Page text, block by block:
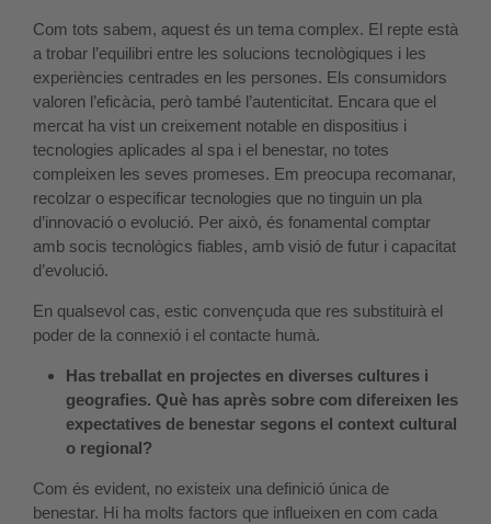
Com tots sabem, aquest és un tema complex. El repte està
a trobar l’equilibri entre les solucions tecnològiques i les
experiències centrades en les persones. Els consumidors
valoren l’eficàcia, però també l’autenticitat. Encara que el
mercat ha vist un creixement notable en dispositius i
tecnologies aplicades al spa i el benestar, no totes
compleixen les seves promeses. Em preocupa recomanar,
recolzar o especificar tecnologies que no tinguin un pla
d’innovació o evolució. Per això, és fonamental comptar
amb socis tecnològics fiables, amb visió de futur i capacitat
d’evolució.
En qualsevol cas, estic convençuda que res substituirà el
poder de la connexió i el contacte humà.
Has treballat en projectes en diverses cultures i
geografies. Què has après sobre com difereixen les
expectatives de benestar segons el context cultural
o regional?
Com és evident, no existeix una definició única de
benestar. Hi ha molts factors que influeixen en com cada